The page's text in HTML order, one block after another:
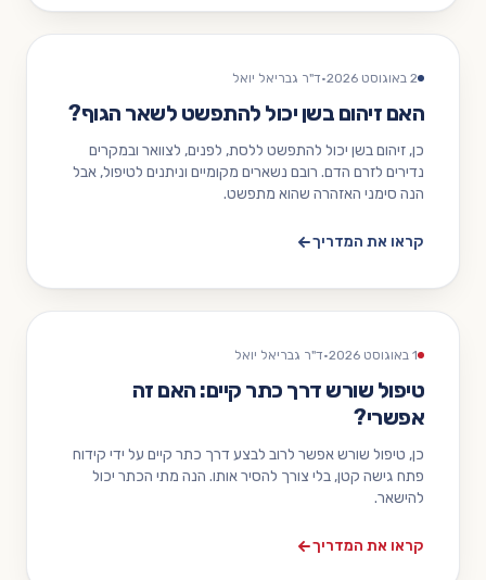
2 באוגוסט 2026 ·ד"ר גבריאל יואל
האם זיהום בשן יכול להתפשט לשאר הגוף?
כן, זיהום בשן יכול להתפשט ללסת, לפנים, לצוואר ובמקרים
נדירים לזרם הדם. רובם נשארים מקומיים וניתנים לטיפול, אבל
הנה סימני האזהרה שהוא מתפשט.
קראו את המדריך
1 באוגוסט 2026 ·ד"ר גבריאל יואל
טיפול שורש דרך כתר קיים: האם זה
אפשרי?
כן, טיפול שורש אפשר לרוב לבצע דרך כתר קיים על ידי קידוח
פתח גישה קטן, בלי צורך להסיר אותו. הנה מתי הכתר יכול
להישאר.
קראו את המדריך